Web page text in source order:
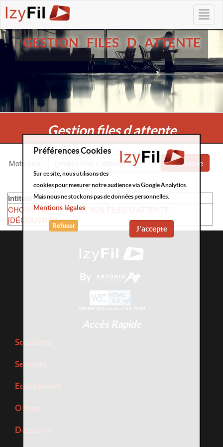
GESTION FILES D ATTENTE
Gestion files d attente
Mots clés Recherche
Intitulé
CHOISIR IZYFIL POUR VOS FILES D'ATTENTE
[DÉCOUVRIR]
By
AKCMS 2026 version 2.8.0.23450
Accès Rapide
Solutions
Services
Equipement
Offres
Découvrir
Préférences Cookies
Sur ce site, nous utilisons des
cookies pour mesurer notre audience via Google Analytics.
Mais nous ne stockons pas de données personnelles.
Mentions légales
J'accepte
Refuser